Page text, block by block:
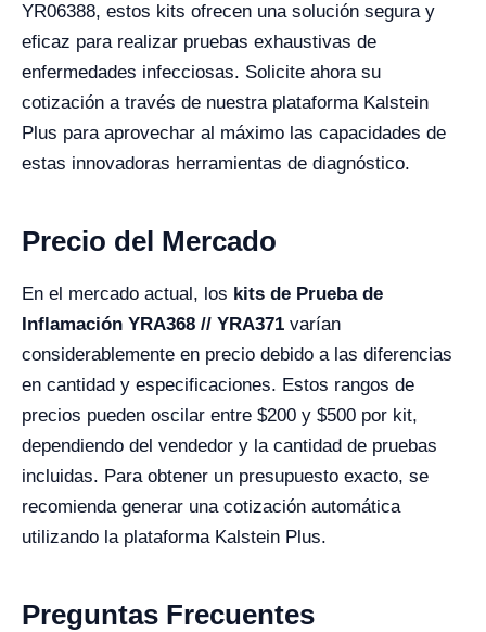
YR06388, estos kits ofrecen una solución segura y
eficaz para realizar pruebas exhaustivas de
enfermedades infecciosas. Solicite ahora su
cotización a través de nuestra plataforma Kalstein
Plus para aprovechar al máximo las capacidades de
estas innovadoras herramientas de diagnóstico.
Precio del Mercado
En el mercado actual, los kits de Prueba de
Inflamación YRA368 // YRA371 varían
considerablemente en precio debido a las diferencias
en cantidad y especificaciones. Estos rangos de
precios pueden oscilar entre $200 y $500 por kit,
dependiendo del vendedor y la cantidad de pruebas
incluidas. Para obtener un presupuesto exacto, se
recomienda generar una cotización automática
utilizando la plataforma Kalstein Plus.
Preguntas Frecuentes